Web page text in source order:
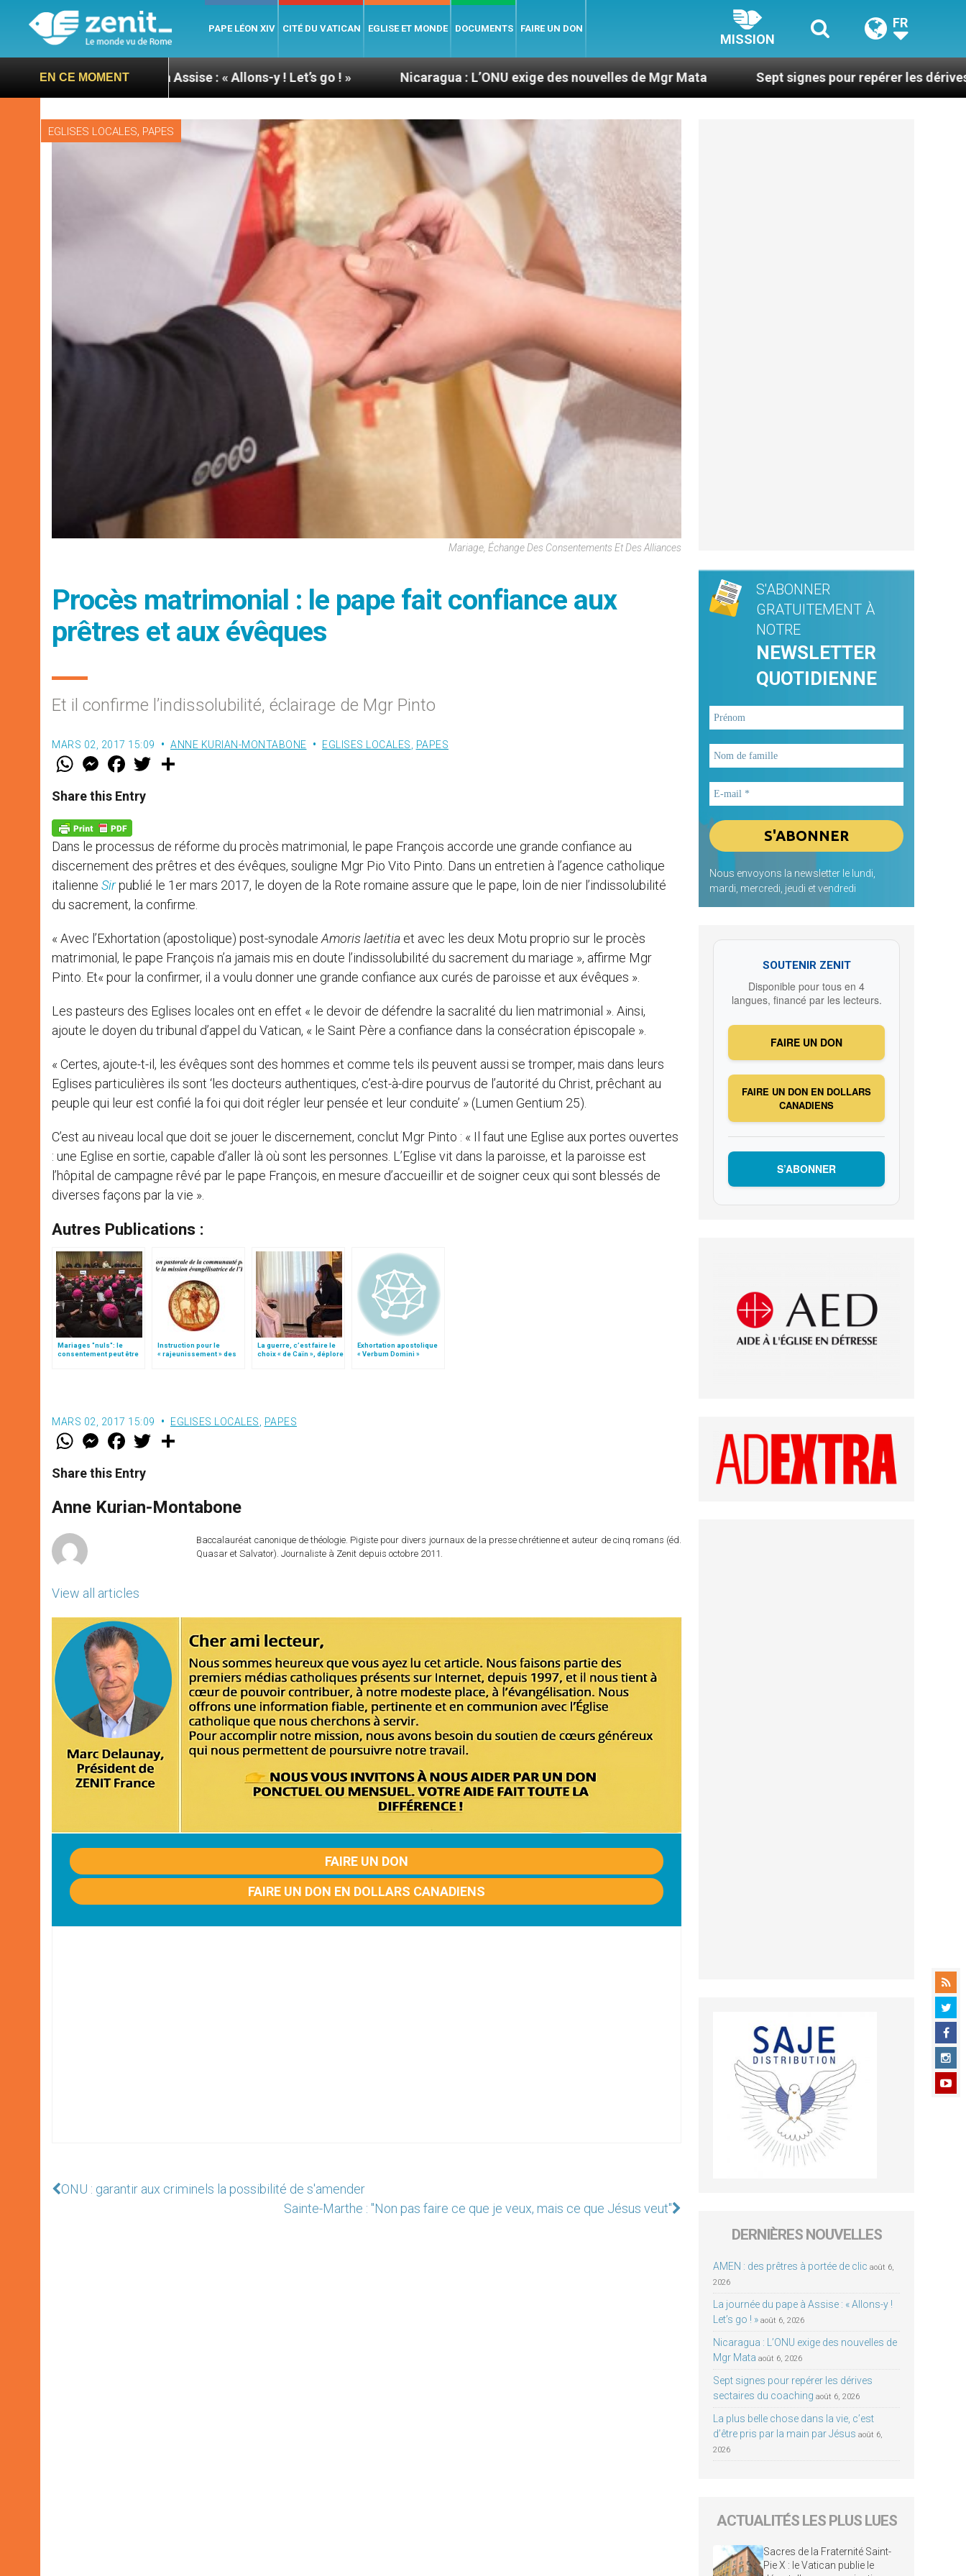
PAPE LÉON XIV CITÉ DU VATICAN EGLISE ET MONDE DOCUMENTS FAIRE UN DON
MISSION
FR
EN CE MOMENT
du pape à Assise : « Allons-y ! Let’s go ! » Nicaragua : L’ONU exige des nouvelles de Mgr Mata Sept signes pour repérer les dérives sectaires du
EGLISES LOCALES, PAPES
Mariage, Échange Des Consentements Et Des Alliances
Procès matrimonial : le pape fait confiance aux
prêtres et aux évêques
Et il confirme l’indissolubilité, éclairage de Mgr Pinto
MARS 02, 2017 15:09 ANNE KURIAN-MONTABONE EGLISES LOCALES PAPES
W
t
s
p
p
M
e
s
e
g
e
r
F
a
e
b
o
k
w
Share this Entry
Dans le processus de réforme du procès matrimonial, le pape François accorde une grande confiance au
discernement des prêtres et des évêques, souligne Mgr Pio Vito Pinto. Dans un entretien à l’agence catholique
italienne Sirpublié le 1er mars 2017, le doyen de la Rote romaine assure que le pape, loin de nier l’indissolubilité
du sacrement, la confirme.
« Avec l’Exhortation (apostolique) post-synodale Amoris laetitia et avec les deux Motu proprio sur le procès
matrimonial, le pape François n’a jamais mis en doute l’indissolubilité du sacrement du mariage », affirme Mgr
Pinto. Et« pour la confirmer, il a voulu donner une grande confiance aux curés de paroisse et aux évêques ».
Les pasteurs des Eglises locales ont en effet « le devoir de défendre la sacralité du lien matrimonial ». Ainsi,
ajoute le doyen du tribunal d’appel du Vatican, « le Saint Père a confiance dans la consécration épiscopale ».
« Certes, ajoute-t-il, les évêques sont des hommes et comme tels ils peuvent aussi se tromper, mais dans leurs
Eglises particulières ils sont ‘les docteurs authentiques, c’est-à-dire pourvus de l’autorité du Christ, prêchant au
peuple qui leur est confié la foi qui doit régler leur pensée et leur conduite’ » (Lumen Gentium 25).
C’est au niveau local que doit se jouer le discernement, conclut Mgr Pinto : « Il faut une Eglise aux portes ouvertes
: une Eglise en sortie, capable d’aller là où sont les personnes. L’Eglise vit dans la paroisse, et la paroisse est
l’hôpital de campagne rêvé par le pape François, en mesure d’accueillir et de soigner ceux qui sont blessés de
diverses façons par la vie ».
Autres Publications :
Mariages "nuls": le
consentement peut être
Instruction pour le
« rajeunissement » des
La guerre, c’est faire le
choix « de Caïn », déplore
Exhortation apostolique
« Verbum Domini »
MARS 02, 2017 15:09 EGLISES LOCALES PAPES
W
t
s
p
p
M
e
s
e
g
e
F
a
e
b
o
k
w
r
Share this Entry
Anne Kurian-Montabone
View all articles
Baccalauréat canonique de théologie. Pigiste pour divers journaux de la presse chrétienne et auteur de cinq romans (éd.
Quasar et Salvator). Journaliste à Zenit depuis octobre 2011.
FAIRE UN DON
FAIRE UN DON EN DOLLARS CANADIENS
ONU : garantir aux criminels la possibilité de s'amender
Sainte-Marthe : "Non pas faire ce que je veux, mais ce que Jésus veut"
S'ABONNER
GRATUITEMENT À
NOTRE
NEWSLETTER
QUOTIDIENNE
Nous envoyons la newsletter le lundi,
mardi, mercredi, jeudi et vendredi
SOUTENIR ZENIT
Disponible pour tous en 4
langues, financé par les lecteurs.
FAIRE UN DON
FAIRE UN DON EN DOLLARS
CANADIENS
S’ABONNER
DERNIÈRES NOUVELLES
AMEN : des prêtres à portée de clic août 6,
2026
La journée du pape à Assise : « Allons-y !
Let’s go ! » août 6, 2026
Nicaragua : L’ONU exige des nouvelles de
Mgr Mata août 6, 2026
Sept signes pour repérer les dérives
sectaires du coaching août 6, 2026
La plus belle chose dans la vie, c’est
d’être pris par la main par Jésus août 6,
2026
ACTUALITÉS LES PLUS LUES
Sacres de la Fraternité Saint-
Pie X : le Vatican publie le